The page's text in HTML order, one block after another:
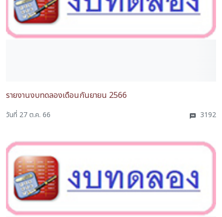
รายงานงบทดลองเดือนกันยายน 2566
วันที่ 27 ต.ค. 66 3192